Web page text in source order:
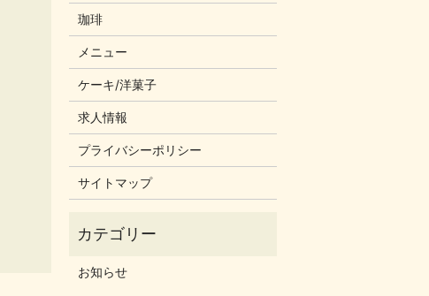
珈琲
メニュー
ケーキ/洋菓子
求人情報
プライバシーポリシー
サイトマップ
お知らせ